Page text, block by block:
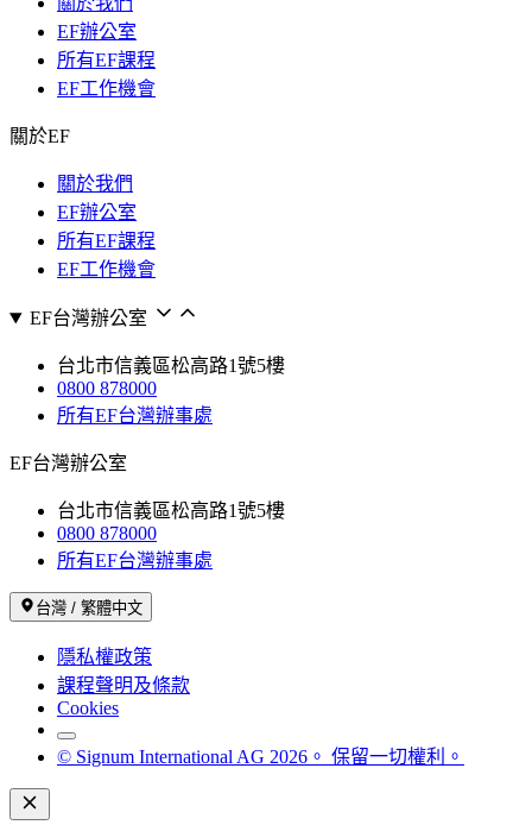
EF辦公室
所有EF課程
EF工作機會
關於EF
關於我們
EF辦公室
所有EF課程
EF工作機會
EF台灣辦公室
台北市信義區松高路1號5樓
0800 878000
所有EF台灣辦事處
EF台灣辦公室
台北市信義區松高路1號5樓
0800 878000
所有EF台灣辦事處
台灣 / 繁體中文
隱私權政策
課程聲明及條款
Cookies
© Signum International AG 2026。 保留一切權利。